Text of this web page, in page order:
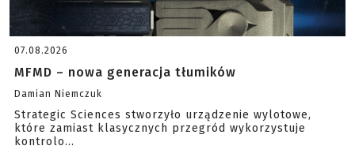
07.08.2026
MFMD – nowa generacja tłumików
Damian Niemczuk
Strategic Sciences stworzyło urządzenie wylotowe,
które zamiast klasycznych przegród wykorzystuje
kontrolo...